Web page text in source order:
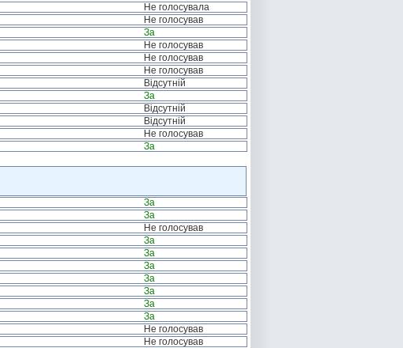
Не голосувала
Не голосував
За
Не голосував
Не голосував
Не голосував
Відсутній
За
Відсутній
Відсутній
Не голосував
За
За
За
Не голосував
За
За
За
За
За
За
За
Не голосував
Не голосував